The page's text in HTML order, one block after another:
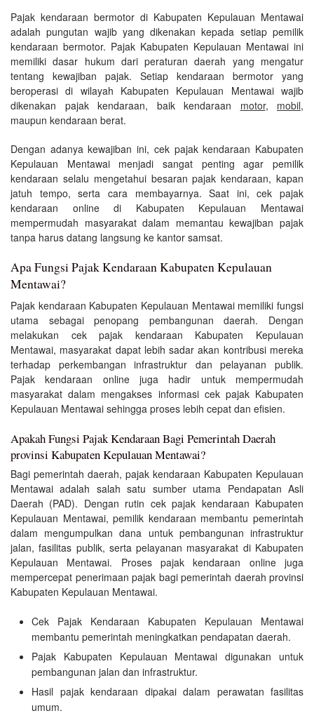
Pajak kendaraan bermotor di Kabupaten Kepulauan Mentawai
adalah pungutan wajib yang dikenakan kepada setiap pemilik
kendaraan bermotor. Pajak Kabupaten Kepulauan Mentawai ini
memiliki dasar hukum dari peraturan daerah yang mengatur
tentang kewajiban pajak. Setiap kendaraan bermotor yang
beroperasi di wilayah Kabupaten Kepulauan Mentawai wajib
dikenakan pajak kendaraan, baik kendaraan motor, mobil,
maupun kendaraan berat.
Dengan adanya kewajiban ini, cek pajak kendaraan Kabupaten
Kepulauan Mentawai menjadi sangat penting agar pemilik
kendaraan selalu mengetahui besaran pajak kendaraan, kapan
jatuh tempo, serta cara membayarnya. Saat ini, cek pajak
kendaraan online di Kabupaten Kepulauan Mentawai
mempermudah masyarakat dalam memantau kewajiban pajak
tanpa harus datang langsung ke kantor samsat.
Apa Fungsi Pajak Kendaraan Kabupaten Kepulauan
Mentawai?
Pajak kendaraan Kabupaten Kepulauan Mentawai memiliki fungsi
utama sebagai penopang pembangunan daerah. Dengan
melakukan cek pajak kendaraan Kabupaten Kepulauan
Mentawai, masyarakat dapat lebih sadar akan kontribusi mereka
terhadap perkembangan infrastruktur dan pelayanan publik.
Pajak kendaraan online juga hadir untuk mempermudah
masyarakat dalam mengakses informasi cek pajak Kabupaten
Kepulauan Mentawai sehingga proses lebih cepat dan efisien.
Apakah Fungsi Pajak Kendaraan Bagi Pemerintah Daerah
provinsi Kabupaten Kepulauan Mentawai?
Bagi pemerintah daerah, pajak kendaraan Kabupaten Kepulauan
Mentawai adalah salah satu sumber utama Pendapatan Asli
Daerah (PAD). Dengan rutin cek pajak kendaraan Kabupaten
Kepulauan Mentawai, pemilik kendaraan membantu pemerintah
dalam mengumpulkan dana untuk pembangunan infrastruktur
jalan, fasilitas publik, serta pelayanan masyarakat di Kabupaten
Kepulauan Mentawai. Proses pajak kendaraan online juga
mempercepat penerimaan pajak bagi pemerintah daerah provinsi
Kabupaten Kepulauan Mentawai.
Cek Pajak Kendaraan Kabupaten Kepulauan Mentawai
membantu pemerintah meningkatkan pendapatan daerah.
Pajak Kabupaten Kepulauan Mentawai digunakan untuk
pembangunan jalan dan infrastruktur.
Hasil pajak kendaraan dipakai dalam perawatan fasilitas
umum.